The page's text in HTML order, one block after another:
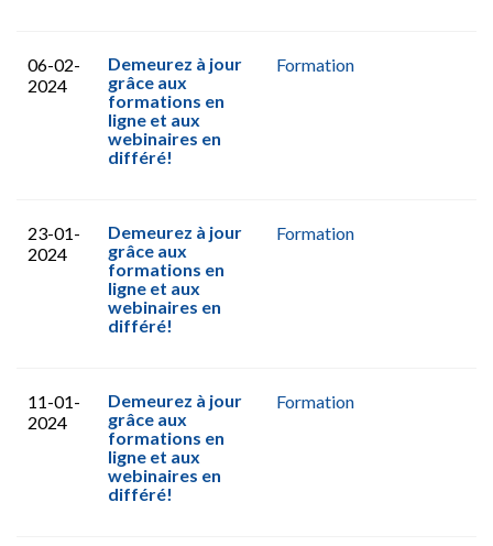
06-02-
2024
Demeurez à jour
grâce aux
formations en
ligne et aux
webinaires en
différé!
Formation
23-01-
2024
Demeurez à jour
grâce aux
formations en
ligne et aux
webinaires en
différé!
Formation
11-01-
2024
Demeurez à jour
grâce aux
formations en
ligne et aux
webinaires en
différé!
Formation